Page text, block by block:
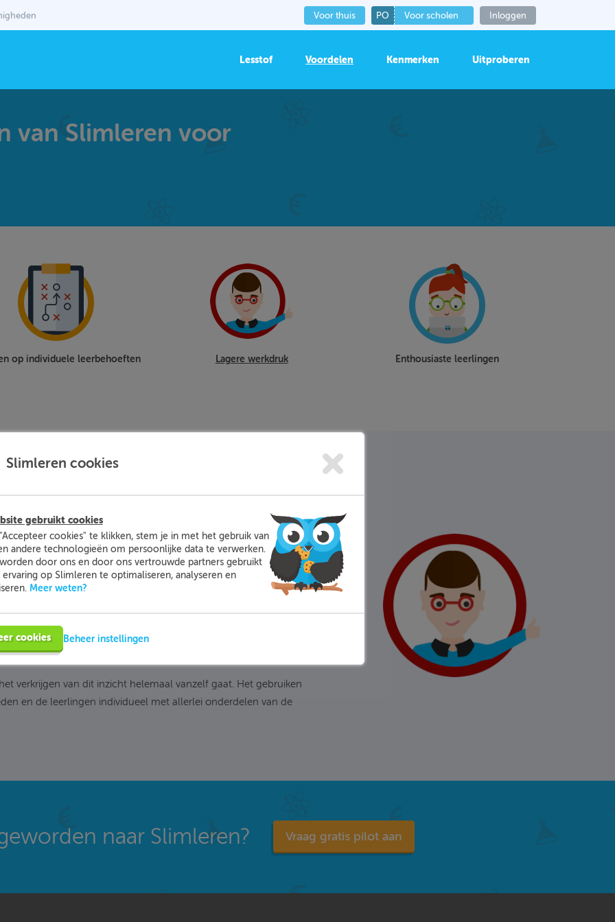
Voor thuis PO Voor scholen Inloggen
Lesstof Voordelen Kenmerken Uitproberen
van Slimleren voor
op individuele leerbehoeften Lagere werkdruk Enthousiaste leerlingen
het niet? Implementatie van Slimleren scheelt jou als
na en geeft jou tot op oefening-niveau inzicht in de
je in staat om écht les te geven.
voor de leerlingen, zodat zij dit in de klas of als huiswerk
zie jij in je dashboard meteen welke leerlingen moeite
het makkelijk is afgegaan.
verkrijgen van dit inzicht helemaal vanzelf gaat. Het gebruiken
en de leerlingen individueel met allerlei onderdelen van de
naar Slimleren? Vraag gratis pilot aan
Slimleren cookies
gebruikt cookies
cookies" te klikken, stem je in met het gebruik van
andere technologieën om persoonlijke data te verwerken.
door ons en door ons vertrouwde partners gebruikt
op Slimleren te optimaliseren, analyseren en
Meer weten?
cookies Beheer instellingen